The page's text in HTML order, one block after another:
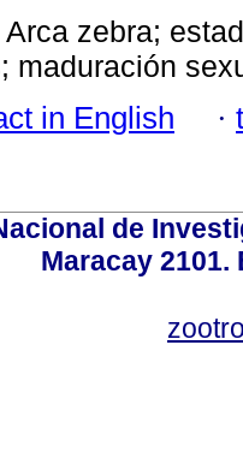
Arca zebra;
maduración
in English ·
de
Maracay 2101.